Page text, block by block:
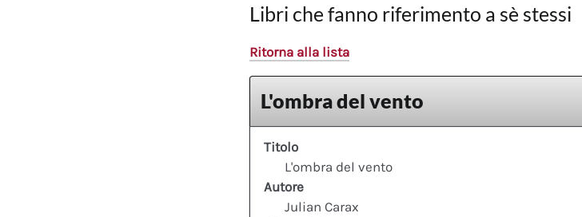
Libri che fanno riferimento a sè stessi
Ritorna alla lista
L'ombra del vento
Titolo
L'ombra del vento
Autore
Julian Carax